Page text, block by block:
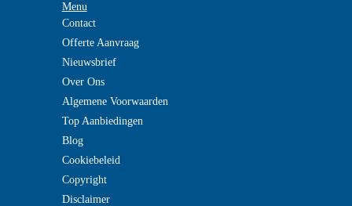
Menu
Contact
Offerte Aanvraag
Nieuwsbrief
Over Ons
Algemene Voorwaarden
Top Aanbiedingen
Blog
Cookiebeleid
Copyright
Disclaimer